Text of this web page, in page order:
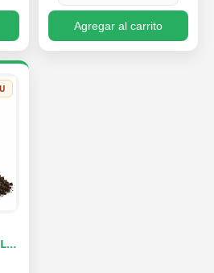
Agregar al carrito